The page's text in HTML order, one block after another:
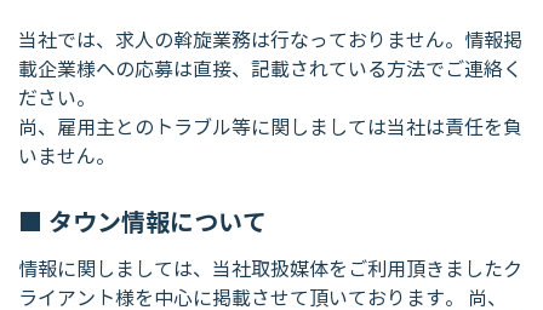
当社では、求人の斡旋業務は行なっておりません。情報掲
載企業様への応募は直接、記載されている方法でご連絡く
ださい。
尚、雇用主とのトラブル等に関しましては当社は責任を負
いません。
タウン情報について
情報に関しましては、当社取扱媒体をご利用頂きましたク
ライアント様を中心に掲載させて頂いております。 尚、